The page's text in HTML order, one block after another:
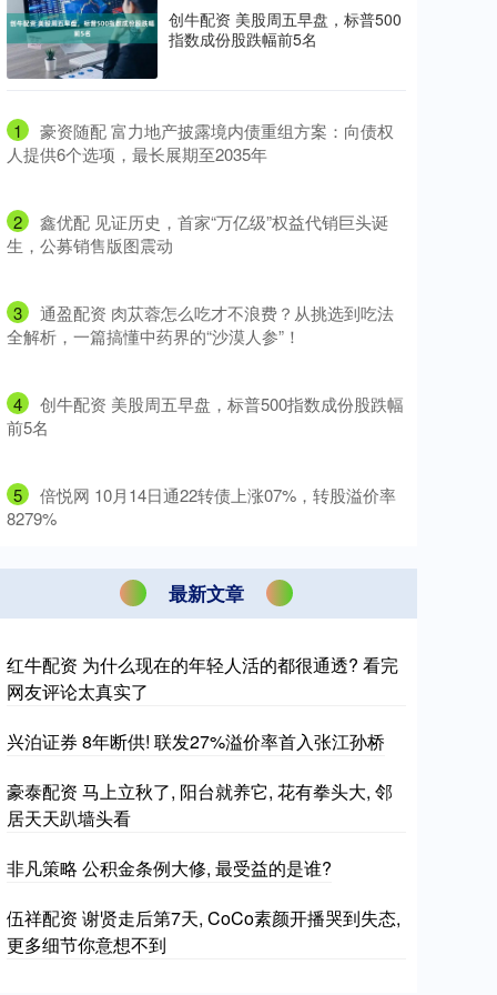
创牛配资 美股周五早盘，标普500
指数成份股跌幅前5名
1
​豪资随配 富力地产披露境内债重组方案：向债权
人提供6个选项，最长展期至2035年
2
​鑫优配 见证历史，首家“万亿级”权益代销巨头诞
生，公募销售版图震动
3
​通盈配资 肉苁蓉怎么吃才不浪费？从挑选到吃法
全解析，一篇搞懂中药界的“沙漠人参”！
4
​创牛配资 美股周五早盘，标普500指数成份股跌幅
前5名
5
​倍悦网 10月14日通22转债上涨07%，转股溢价率
8279%
最新文章
红牛配资 为什么现在的年轻人活的都很通透? 看完
网友评论太真实了
兴泊证券 8年断供! 联发27%溢价率首入张江孙桥
豪泰配资 马上立秋了, 阳台就养它, 花有拳头大, 邻
居天天趴墙头看
非凡策略 公积金条例大修, 最受益的是谁?
伍祥配资 谢贤走后第7天, CoCo素颜开播哭到失态,
更多细节你意想不到